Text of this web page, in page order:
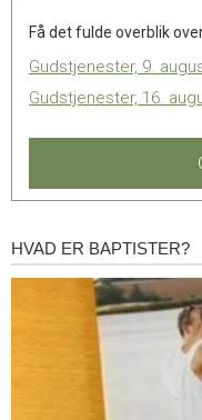
Få det fulde overblik
Gudstjenester, 9.
Gudstjenester, 16.
Hvad
er
HVAD ER BAPTISTER?